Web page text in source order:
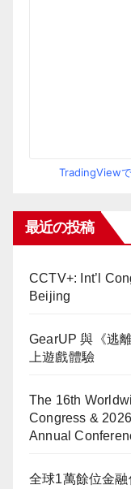
TradingView
最近の投稿
CCTV+: Int’l
Beijing
GearUP 與《逃
上遊戲體驗
The 16th
Congress &
Annual
全球1萬餘位金